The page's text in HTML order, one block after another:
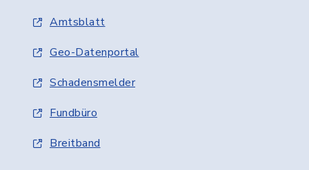
Amtsblatt
Geo-Datenportal
Schadensmelder
Fundbüro
Breitband